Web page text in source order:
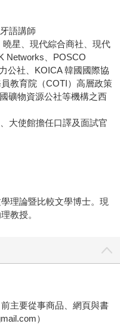
語講師
星、現代綜合商社、現代
Networks、POSCO
公社、KOICA 韓國國際協
教育院（COTI）高層政策
礦物資源公社等機構之西
大使館擔任口譯及面試官
理論暨比較文學博士。現
教授。
主要從事商品、網頁與書
）